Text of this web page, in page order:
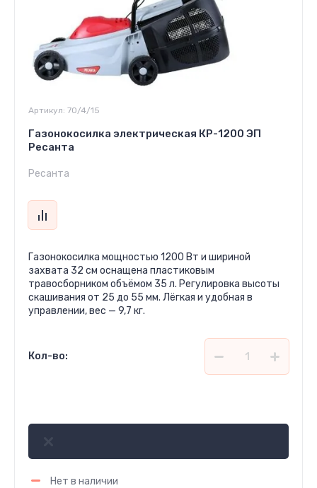
Артикул: 70/4/15
Газонокосилка электрическая КР-1200 ЭП
Ресанта
Ресанта
Газонокосилка мощностью 1200 Вт и шириной
захвата 32 см оснащена пластиковым
травосборником объёмом 35 л. Регулировка высоты
скашивания от 25 до 55 мм. Лёгкая и удобная в
управлении, вес — 9,7 кг.
Кол-во:
Нет в наличии